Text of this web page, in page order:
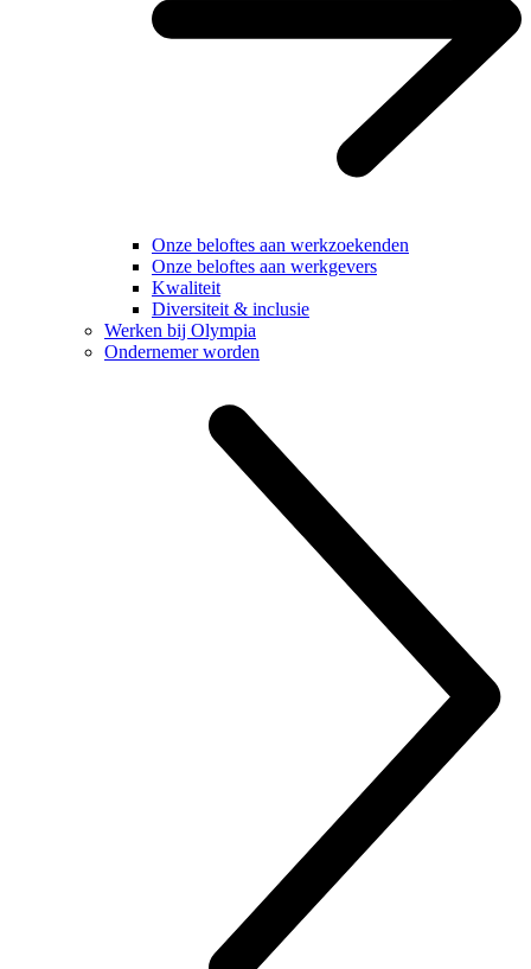
Onze beloftes aan werkzoekenden
Onze beloftes aan werkgevers
Kwaliteit
Diversiteit & inclusie
Werken bij Olympia
Ondernemer worden